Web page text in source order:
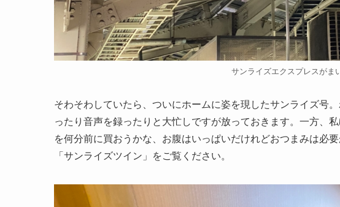
サンライズエクスプレスがま
そわそわしていたら、ついにホームに姿を現したサンライズ号
ったり音声を録ったりと大忙しですが放っておきます。一方、
を何分前に買おうかな、お腹はいっぱいだけれどおつまみは必
「サンライズツイン」をご覧ください。